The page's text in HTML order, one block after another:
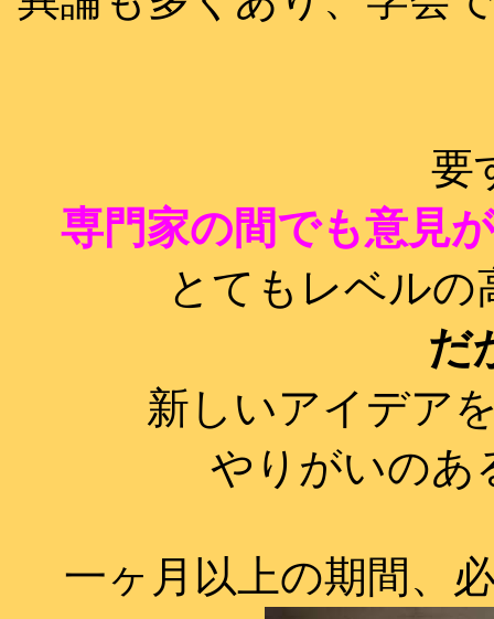
要
専門家の間でも意見
とてもレベル
だ
新しいアイデア
やりがいのあ
一ヶ月以上の期間、